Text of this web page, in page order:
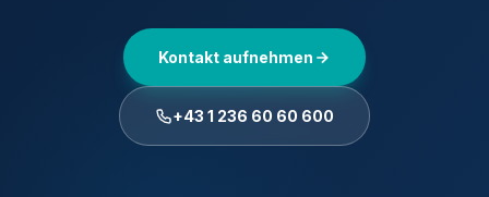
Kontakt aufnehmen
+43 1 236 60 60 600